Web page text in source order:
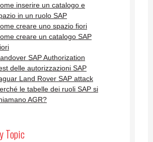
inserire un catalogo e
in un ruolo SAP
creare uno spazio fiori
creare un catalogo SAP
SAP Authorization
delle autorizzazioni SAP
Land Rover SAP attack
le tabelle dei ruoli SAP si
AGR?
Topic